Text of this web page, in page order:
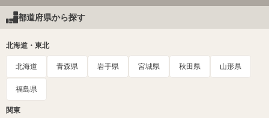
都道府県から探す
北海道・東北
北海道 青森県 岩手県 宮城県 秋田県 山形県
福島県
関東